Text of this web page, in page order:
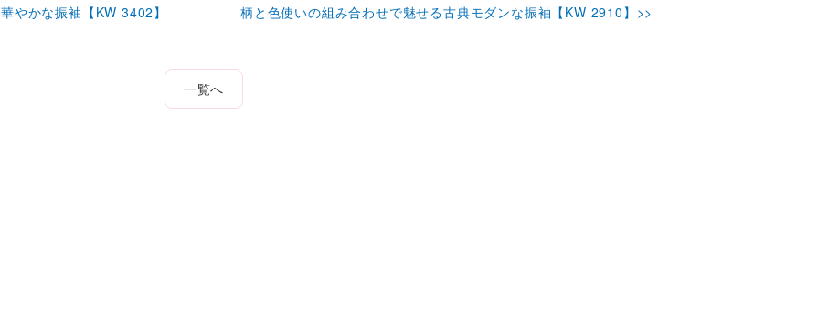
やかな振袖【KW 3402】 柄と色使いの組み合わせで魅せる古典モダンな振袖【KW 2910】>>
一覧へ